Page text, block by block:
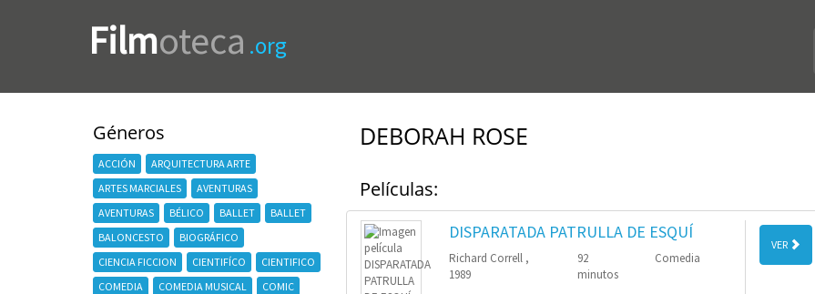
Filmoteca .org
Géneros
ACCIÓN
ARQUITECTURA ARTE
ARTES MARCIALES
AVENTURAS
AVENTURAS
BÉLICO BALLET
BALLET
BALONCESTO
BIOGRÁFICO
CIENCIA FICCION
CIENTIFÍCO
CIENTIFICO
COMEDIA
COMEDIA MUSICAL
COMIC
DEBORAH ROSE
Películas:
DISPARATADA PATRULLA DE ESQUÍ
Richard Correll ,
1989
92
minutos
Comedia
VER